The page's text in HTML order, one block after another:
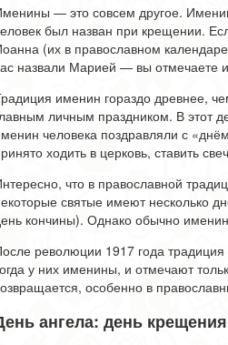
— это совсем другое.
был назван при крещении.
(их в православном
назвали Марией — вы отмечаете
именин гораздо древнее,
личным праздником. В этот
человека поздравляли с
ходить в церковь, ставить
что в православной
святые имеют несколько
кончины). Однако обычно
революции 1917 года
у них именины, и отмечают
особенно в
ангела: день